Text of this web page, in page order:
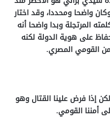
واضحا ومحددا، وقد اختار
المرتجلة وبدا واضحا أنه
على هوية الدولة لكنه
القومي المصري.
إذا فرض علينا القتال وهو
أمننا القومي.